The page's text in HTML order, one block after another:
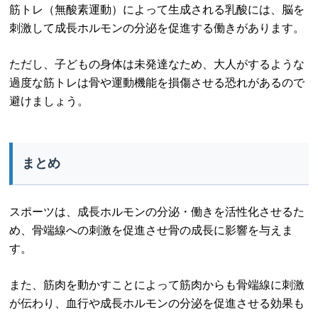
筋トレ（無酸素運動）によって生成される乳酸には、脳を
刺激して成長ホルモンの分泌を促進する働きがあります。
ただし、子どもの身体は未発達なため、大人がするような
過度な筋トレは骨や運動機能を損傷させる恐れがあるので
避けましょう。
まとめ
スポーツは、成長ホルモンの分泌・働きを活性化させるた
め、骨端線への刺激を促進させ骨の成長に影響を与えま
す。
また、筋肉を動かすことによって筋肉からも骨端線に刺激
が伝わり、血行や成長ホルモンの分泌を促進させる効果も